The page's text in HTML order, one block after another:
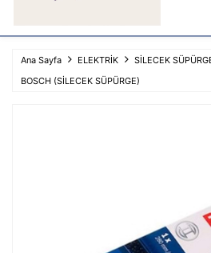
Ana Sayfa ELEKTRİK
SİLECEK
BOSCH (SİLECEK SÜPÜRGE)